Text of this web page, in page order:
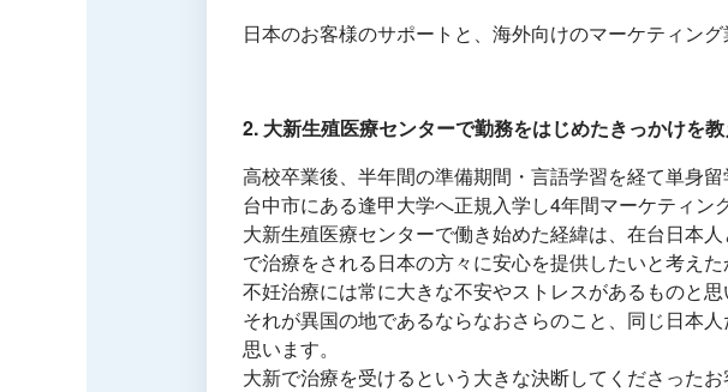
日本のお客様のサポートと、海外向けのマーケティング
2. 大新生殖医療センターで勤務をはじめたきっかけを
高校卒業後、半年間の準備期間・言語学習を経て単身留
台中市にある逢甲大学へ正規入学し4年間マーケティン
大新生殖医療センターで働き始めた経緯は、在台日本
で治療をされる日本の方々に安心を提供したいと考えた
不妊治療には常に大きな不安やストレスがあるものと思
それが異国の地であるならなおさらのこと、同じ日本
思います。
大新で治療を受けるという大きな決断してくださった